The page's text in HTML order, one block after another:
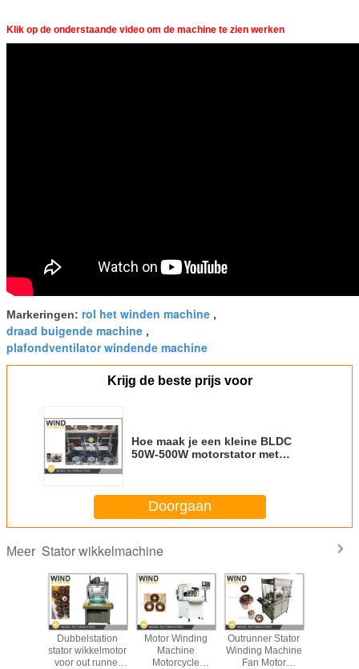
Klik op de onderstaande video om de machine te zien werken
Markeringen: rol het winden machine ,
draad buigende machine ,
plafondventilator windende machine
Krijg de beste prijs voor
Hoe maak je een kleine BLDC
50W-500W motorstator met
Doorgaan
Meer Stator wikkelmachine
Dubbelstation
stator wikkelmotor
voor out runner
Motor Winding
Machine
Motorcycle
Outrunner Stator
Winding Machine
Fan Motor